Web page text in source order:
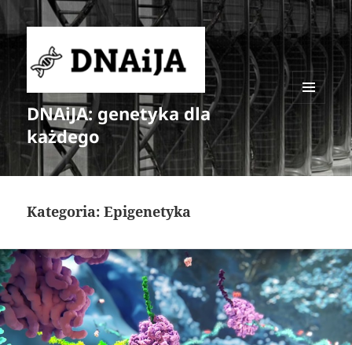
DNAiJA: genetyka dla
każdego
MENU
WIDGETY
Kategoria:Epigenetyka